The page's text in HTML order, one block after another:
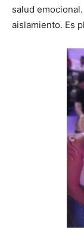
salud
aislamiento. Es